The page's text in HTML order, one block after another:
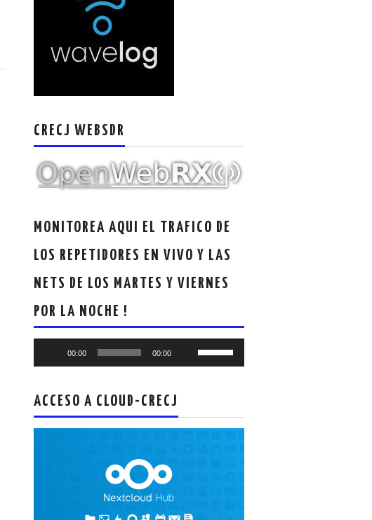
CRECJ WEBSDR
MONITOREA AQUI EL TRAFICO DE
LOS REPETIDORES EN VIVO Y LAS
NETS DE LOS MARTES Y VIERNES
POR LA NOCHE !
de
00:00 00:00
las
flecha
ACCESO A CLOUD-CRECJ